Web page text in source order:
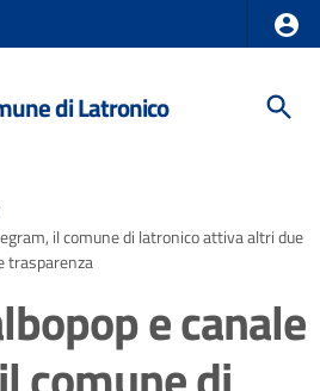
di Latronico
il comune di latronico attiva altri due
trasparenza
e canale